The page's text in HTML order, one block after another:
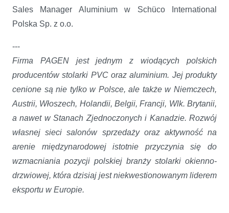
Sales Manager Aluminium w Schüco International
Polska Sp. z o.o.
---
Firma PAGEN jest jednym z wiodących polskich
producentów stolarki PVC oraz aluminium. Jej produkty
cenione są nie tylko w Polsce, ale także w Niemczech,
Austrii, Włoszech, Holandii, Belgii, Francji, Wlk. Brytanii,
a nawet w Stanach Zjednoczonych i Kanadzie. Rozwój
własnej sieci salonów sprzedaży oraz aktywność na
arenie międzynarodowej istotnie przyczynia się do
wzmacniania pozycji polskiej branży stolarki okienno-
drzwiowej, która dzisiaj jest niekwestionowanym liderem
eksportu w Europie.